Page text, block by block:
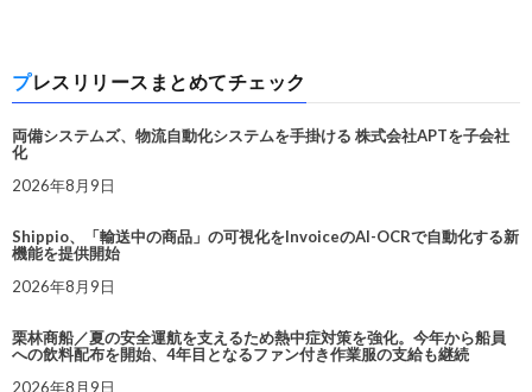
プレスリリースまとめてチェック
両備システムズ、物流自動化システムを手掛ける 株式会社APTを子会社
化
2026年8月9日
Shippio、「輸送中の商品」の可視化をInvoiceのAI-OCRで自動化する新
機能を提供開始
2026年8月9日
栗林商船／夏の安全運航を支えるため熱中症対策を強化。今年から船員
への飲料配布を開始、4年目となるファン付き作業服の支給も継続
2026年8月9日